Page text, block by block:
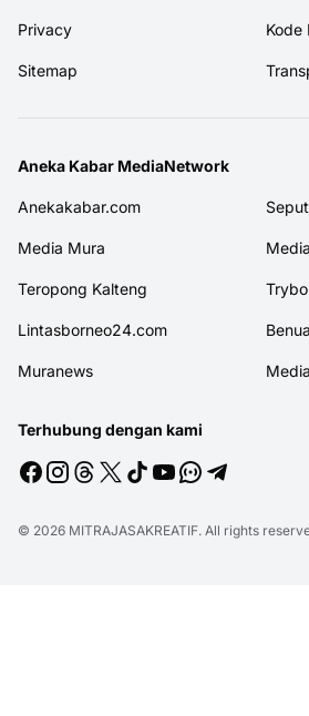
Privacy Kode
Sitemap
Aneka Kabar MediaNetwork
Anekakabar.com
Media Mura
Teropong Kalteng
Lintasborneo24.com
Muranews
Terhubung dengan kami
© 2026 MITRAJASAKREATIF. All rights